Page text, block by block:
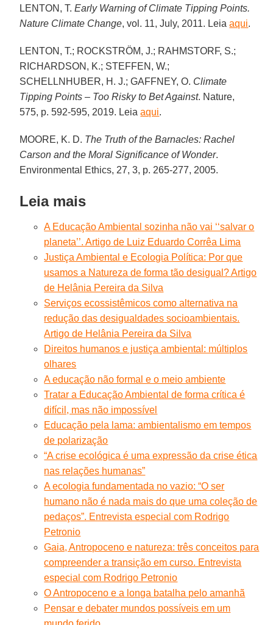
LENTON, T.Early Warning of Climate Tipping Points.
Nature Climate Change, vol. 11, July, 2011. Leiaaqui.
LENTON, T.; ROCKSTRÖM, J.; RAHMSTORF, S.;
RICHARDSON, K.; STEFFEN, W.;
SCHELLNHUBER, H. J.; GAFFNEY, O. Climate
Tipping Points – Too Risky to Bet Against. Nature,
575, p. 592-595, 2019. Leiaaqui.
MOORE, K. D. The Truth of the Barnacles: Rachel
Carson and the Moral Significance of Wonder.
Environmental Ethics, 27, 3, p. 265-277, 2005.
Leia mais
A Educação Ambiental sozinha não vai ‘‘salvar o
planeta’’. Artigo de Luiz Eduardo Corrêa Lima
Justiça Ambiental e Ecologia Política: Por que
usamos a Natureza de forma tão desigual? Artigo
de Helânia Pereira da Silva
Serviços ecossistêmicos como alternativa na
redução das desigualdades socioambientais.
Artigo de Helânia Pereira da Silva
Direitos humanos e justiça ambiental: múltiplos
olhares
A educação não formal e o meio ambiente
Tratar a Educação Ambiental de forma crítica é
difícil, mas não impossível
Educação pela lama: ambientalismo em tempos
de polarização
“A crise ecológica é uma expressão da crise ética
nas relações humanas”
A ecologia fundamentada no vazio: “O ser
humano não é nada mais do que uma coleção de
pedaços”. Entrevista especial com Rodrigo
Petronio
Gaia, Antropoceno e natureza: três conceitos para
compreender a transição em curso. Entrevista
especial com Rodrigo Petronio
O Antropoceno e a longa batalha pelo amanhã
Pensar e debater mundos possíveis em um